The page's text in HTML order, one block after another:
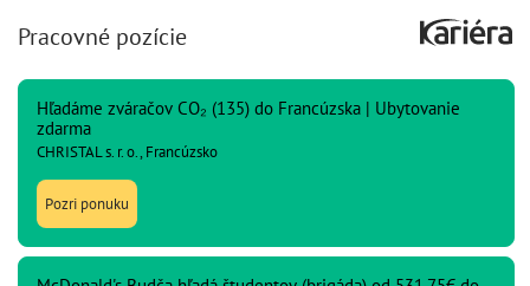
Pracovné pozície
Hľadáme zváračov CO₂ (135) do Francúzska | Ubytovanie
zdarma
CHRISTAL s. r. o., Francúzsko
Pozri ponuku